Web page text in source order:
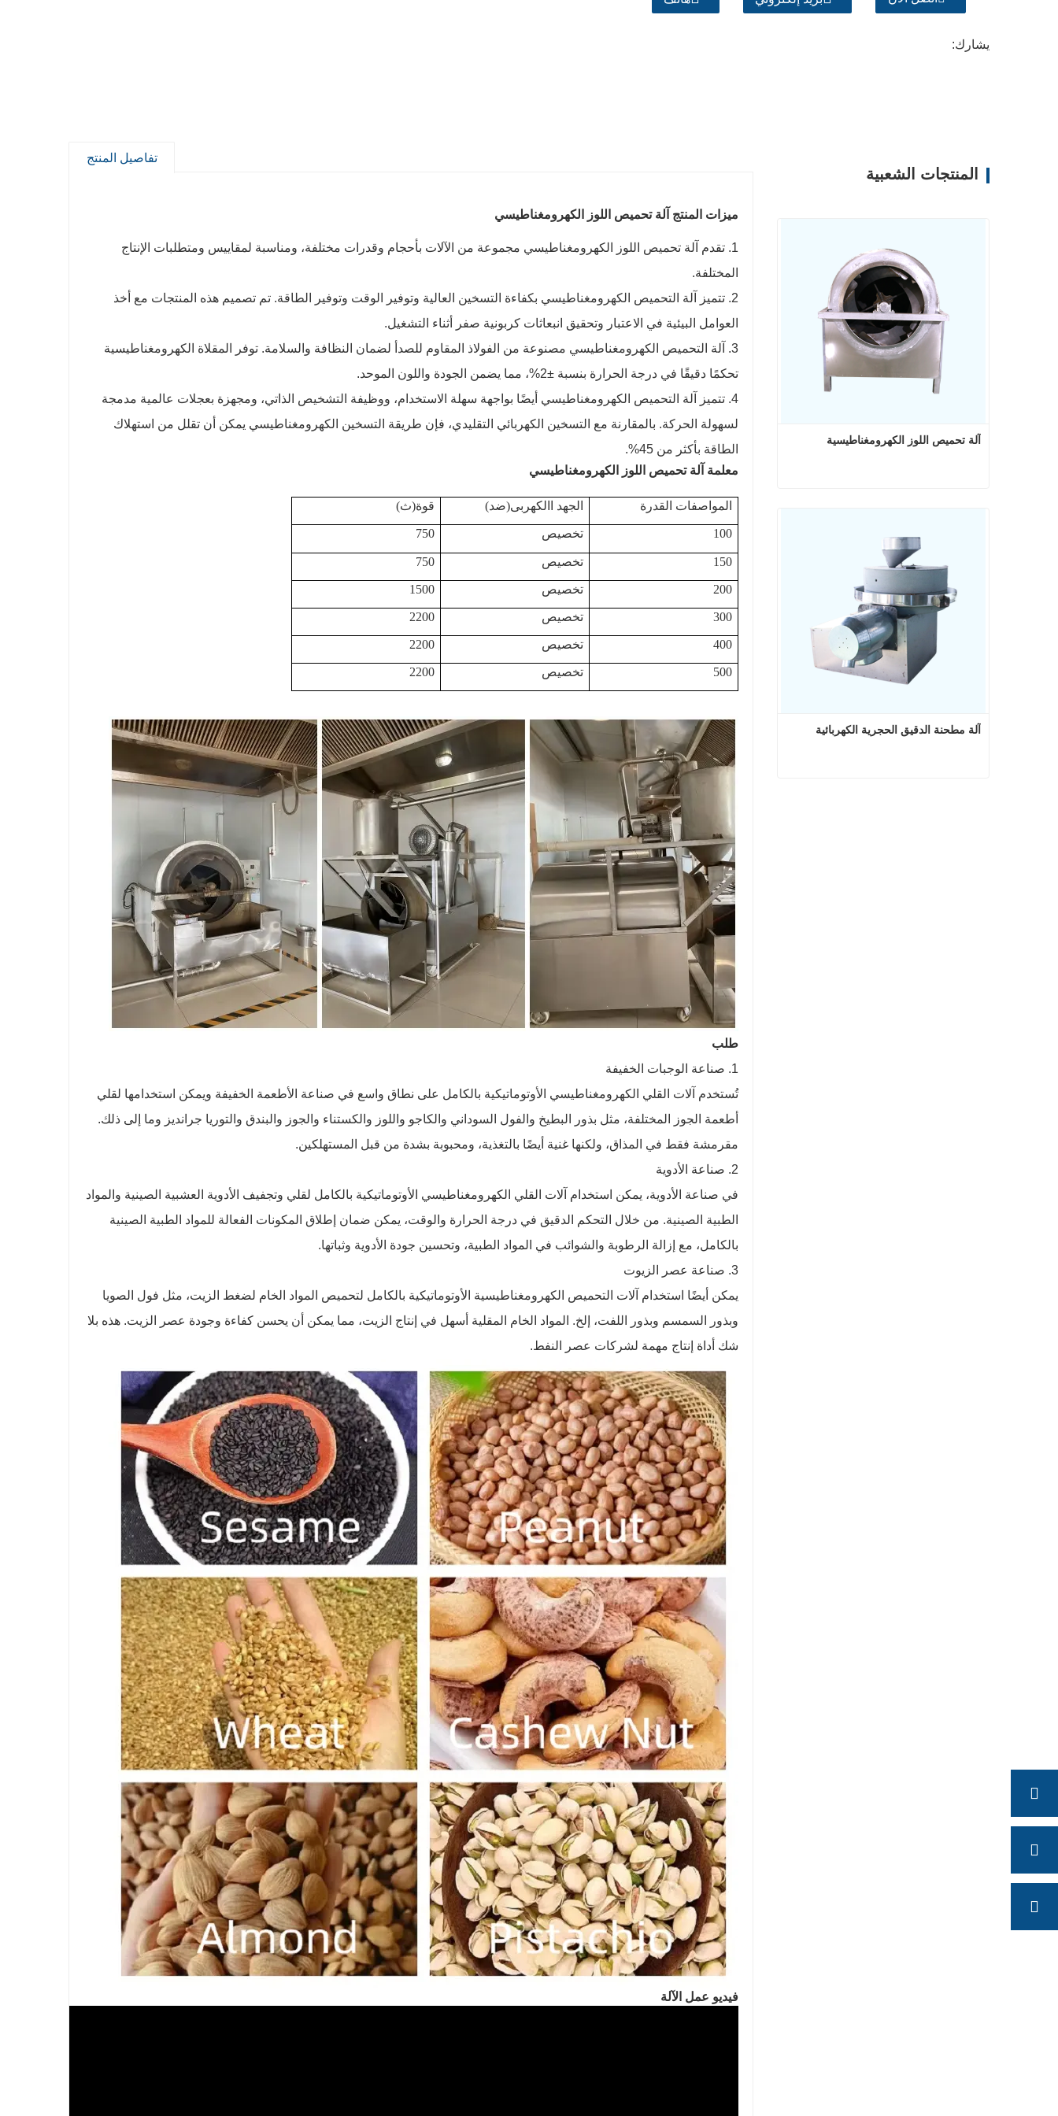
يشارك:
تفاصيل المنتج
ميزات المنتج آلة تحميص اللوز الكهرومغناطيسي
1. تقدم آلة تحميص اللوز الكهرومغناطيسي مجموعة من الآلات بأحجام وقدرات مختلفة، ومناسبة لمقاييس ومتطلبات الإنتاج
المختلفة.
2. تتميز آلة التحميص الكهرومغناطيسي بكفاءة التسخين العالية وتوفير الوقت وتوفير الطاقة. تم تصميم هذه المنتجات مع أخذ
العوامل البيئية في الاعتبار وتحقيق انبعاثات كربونية صفر أثناء التشغيل.
3. آلة التحميص الكهرومغناطيسي مصنوعة من الفولاذ المقاوم للصدأ لضمان النظافة والسلامة. توفر المقلاة الكهرومغناطيسية
تحكمًا دقيقًا في درجة الحرارة بنسبة ±2%، مما يضمن الجودة واللون الموحد.
4. تتميز آلة التحميص الكهرومغناطيسي أيضًا بواجهة سهلة الاستخدام، ووظيفة التشخيص الذاتي، ومجهزة بعجلات عالمية مدمجة
لسهولة الحركة. بالمقارنة مع التسخين الكهربائي التقليدي، فإن طريقة التسخين الكهرومغناطيسي يمكن أن تقلل من استهلاك
الطاقة بأكثر من 45%.
معلمة آلة تحميص اللوز الكهرومغناطيسي
المواصفات القدرة الجهد االكهربى(ضد) قوة(ث)
100 تخصيص 750
150 تخصيص 750
200 تخصيص 1500
300 تخصيص 2200
400 تخصيص 2200
500 تخصيص 2200
طلب
1. صناعة الوجبات الخفيفة
تُستخدم آلات القلي الكهرومغناطيسي الأوتوماتيكية بالكامل على نطاق واسع في صناعة الأطعمة الخفيفة ويمكن استخدامها لقلي
أطعمة الجوز المختلفة، مثل بذور البطيخ والفول السوداني والكاجو واللوز والكستناء والجوز والبندق والتوريا جرانديز وما إلى ذلك.
مقرمشة فقط في المذاق، ولكنها غنية أيضًا بالتغذية، ومحبوبة بشدة من قبل المستهلكين.
2. صناعة الأدوية
في صناعة الأدوية، يمكن استخدام آلات القلي الكهرومغناطيسي الأوتوماتيكية بالكامل لقلي وتجفيف الأدوية العشبية الصينية والمواد
الطبية الصينية. من خلال التحكم الدقيق في درجة الحرارة والوقت، يمكن ضمان إطلاق المكونات الفعالة للمواد الطبية الصينية
بالكامل، مع إزالة الرطوبة والشوائب في المواد الطبية، وتحسين جودة الأدوية وثباتها.
3. صناعة عصر الزيوت
يمكن أيضًا استخدام آلات التحميص الكهرومغناطيسية الأوتوماتيكية بالكامل لتحميص المواد الخام لضغط الزيت، مثل فول الصويا
وبذور السمسم وبذور اللفت، إلخ. المواد الخام المقلية أسهل في إنتاج الزيت، مما يمكن أن يحسن كفاءة وجودة عصر الزيت. هذه بلا
شك أداة إنتاج مهمة لشركات عصر النفط.
فيديو عمل الآلة
المنتجات الشعبية
آلة تحميص اللوز الكهرومغناطيسية
اتصل الآن
آلة مطحنة الدقيق الحجرية الكهربائية